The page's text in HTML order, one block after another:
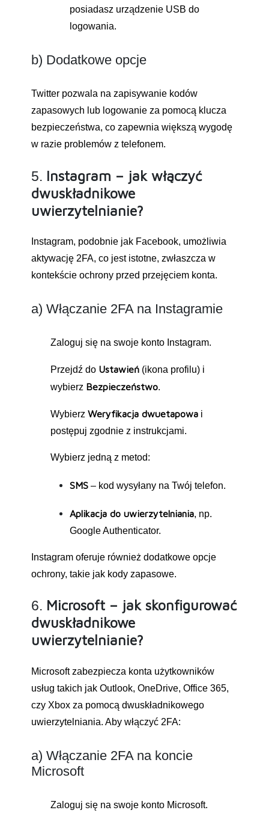
posiadasz urządzenie USB do
logowania.
b) Dodatkowe opcje
Twitter pozwala na zapisywanie kodów
zapasowych lub logowanie za pomocą klucza
bezpieczeństwa, co zapewnia większą wygodę
w razie problemów z telefonem.
5. Instagram – jak włączyć
dwuskładnikowe
uwierzytelnianie?
Instagram, podobnie jak Facebook, umożliwia
aktywację 2FA, co jest istotne, zwłaszcza w
kontekście ochrony przed przejęciem konta.
a) Włączanie 2FA na Instagramie
Zaloguj się na swoje konto Instagram.
Przejdź do Ustawień (ikona profilu) i
wybierz Bezpieczeństwo.
Wybierz Weryfikacja dwuetapowa i
postępuj zgodnie z instrukcjami.
Wybierz jedną z metod:
SMS – kod wysyłany na Twój telefon.
Aplikacja do uwierzytelniania, np.
Google Authenticator.
Instagram oferuje również dodatkowe opcje
ochrony, takie jak kody zapasowe.
6. Microsoft – jak skonfigurować
dwuskładnikowe
uwierzytelnianie?
Microsoft zabezpiecza konta użytkowników
usług takich jak Outlook, OneDrive, Office 365,
czy Xbox za pomocą dwuskładnikowego
uwierzytelniania. Aby włączyć 2FA:
a) Włączanie 2FA na koncie
Microsoft
Zaloguj się na swoje konto Microsoft.